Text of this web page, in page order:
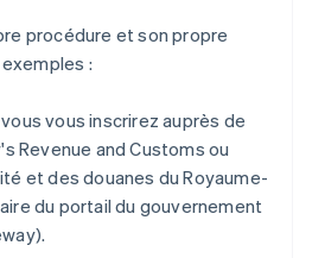
procédure et son propre
:
vous vous inscrirez auprès de
Revenue and Customs ou
et des douanes du Royaume-
du portail du gouvernement